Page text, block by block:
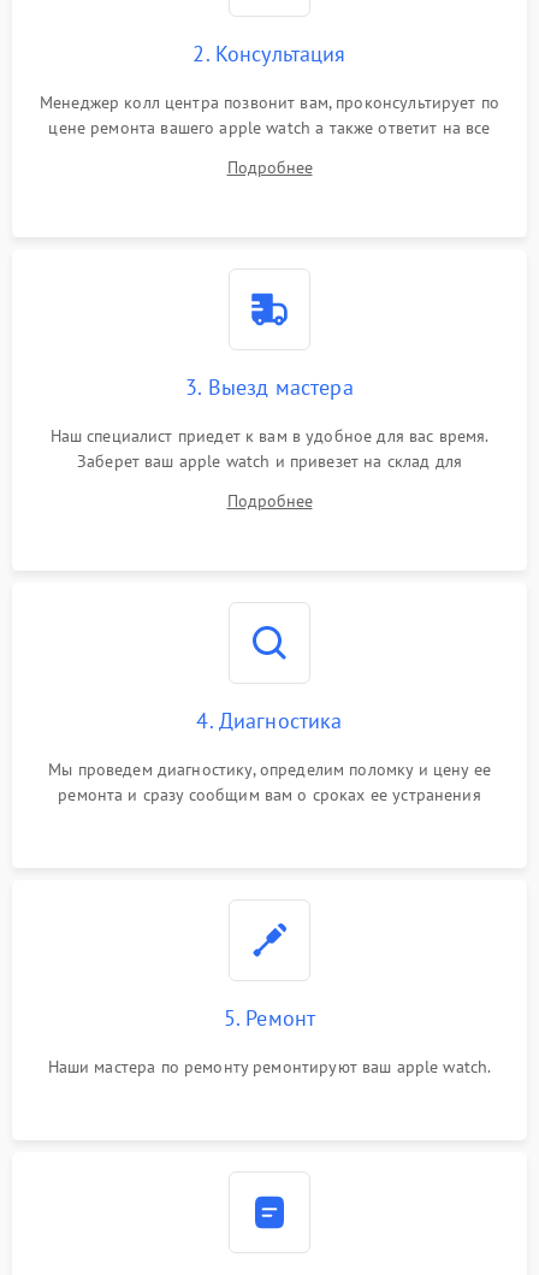
2. Консультация
Менеджер колл центра позвонит вам, проконсультирует по
цене ремонта вашего apple watch а также ответит на все
Подробнее
3. Выезд мастера
Наш специалист приедет к вам в удобное для вас время.
Заберет ваш apple watch и привезет на склад для
Подробнее
4. Диагностика
Мы проведем диагностику, определим поломку и цену ее
ремонта и сразу сообщим вам о сроках ее устранения
5. Ремонт
Наши мастера по ремонту ремонтируют ваш apple watch.